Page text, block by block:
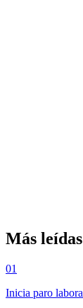
Más leídas
01
Inicia paro